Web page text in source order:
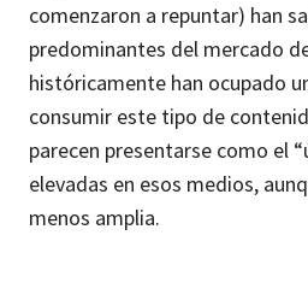
comenzaron a repuntar) han
predominantes del mercado
históricamente han ocupado
consumir este tipo de
parecen presentarse como el
elevadas en esos medios,
menos amplia.